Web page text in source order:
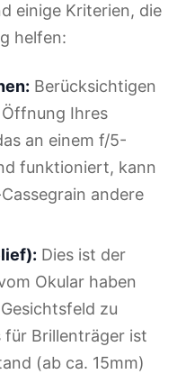
einige Kriterien, die
helfen:
Berücksichtigen
Ihres
an einem f/5-
funktioniert, kann
andere
Dies ist der
Okular haben
zu
für Brillenträger ist
(ab ca. 15mm)